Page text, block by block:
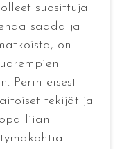
suosittuja
saada ja
on
Perinteisesti
tekijät ja
liian